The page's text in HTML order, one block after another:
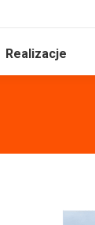
Realizacje